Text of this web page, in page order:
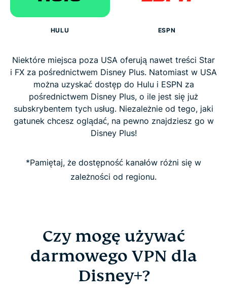
HULU ESPN
Niektóre miejsca poza USA oferują nawet treści Star
i FX za pośrednictwem Disney Plus. Natomiast w USA
można uzyskać dostęp do Hulu i ESPN za
pośrednictwem Disney Plus, o ile jest się już
subskrybentem tych usług. Niezależnie od tego, jaki
gatunek chcesz oglądać, na pewno znajdziesz go w
Disney Plus!
*Pamiętaj, że dostępność kanałów różni się w
zależności od regionu.
Czy mogę używać
darmowego VPN dla
Disney+?